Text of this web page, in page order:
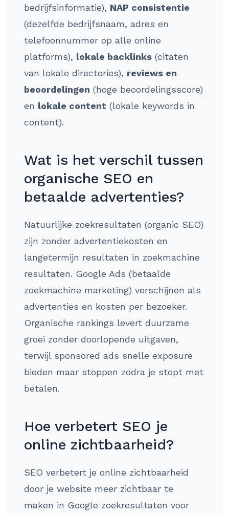
bedrijfsinformatie), NAP consistentie
(dezelfde bedrijfsnaam, adres en
telefoonnummer op alle online
platforms), lokale backlinks (citaten
van lokale directories), reviews en
beoordelingen (hoge beoordelingsscore)
en lokale content (lokale keywords in
content).
Wat is het verschil tussen
organische SEO en
betaalde advertenties?
Natuurlijke zoekresultaten (organic SEO)
zijn zonder advertentiekosten en
langetermijn resultaten in zoekmachine
resultaten. Google Ads (betaalde
zoekmachine marketing) verschijnen als
advertenties en kosten per bezoeker.
Organische rankings levert duurzame
groei zonder doorlopende uitgaven,
terwijl sponsored ads snelle exposure
bieden maar stoppen zodra je stopt met
betalen.
Hoe verbetert SEO je
online zichtbaarheid?
SEO verbetert je online zichtbaarheid
door je website meer zichtbaar te
maken in Google zoekresultaten voor